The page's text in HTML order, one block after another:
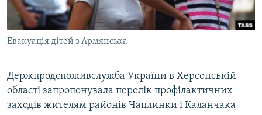
УКРАЇНСЬКА ПРОБЛЕМА КРИМУ
ІНФОГРАФІКА
ДОЛУЧАЙСЯ!
Усі сайти RFE/RL
Евакуація дітей з Армянська
Держпродспоживслужба України в Херсонській
області запропонувала перелік профілактичних
заходів жителям районів Чаплинки і Каланчака